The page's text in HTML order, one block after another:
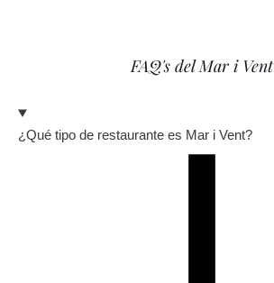
FAQ's del Mar i Vent
¿Qué tipo de restaurante es Mar i Vent?